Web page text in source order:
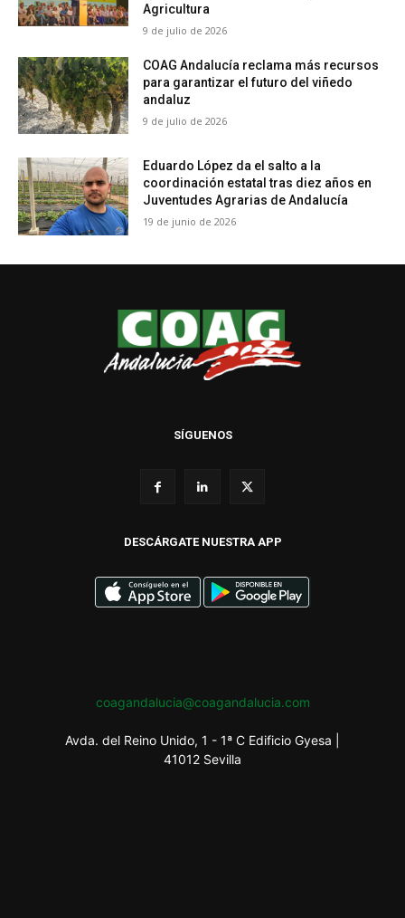
Agricultura
9 de julio de 2026
COAG Andalucía reclama más recursos
para garantizar el futuro del viñedo
andaluz
9 de julio de 2026
Eduardo López da el salto a la
coordinación estatal tras diez años en
Juventudes Agrarias de Andalucía
19 de junio de 2026
SÍGUENOS
DESCÁRGATE NUESTRA APP
coagandalucia@coagandalucia.com
Avda. del Reino Unido, 1 - 1ª C Edificio Gyesa |
41012 Sevilla